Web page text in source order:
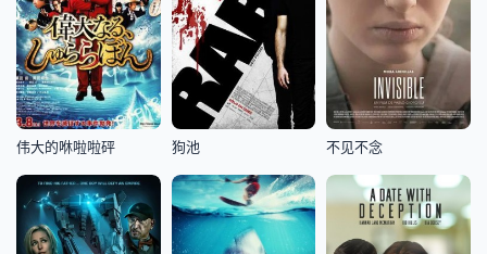
伟大的咻啦啦砰 狗池 不见不念